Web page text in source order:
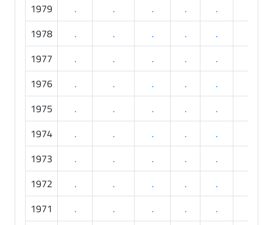
1979
. . . . .
1978
. . . . .
1977
. . . . .
1976
. . . . .
1975
. . . . .
1974
. . . . .
1973
. . . . .
1972
. . . . .
1971
. . . . .